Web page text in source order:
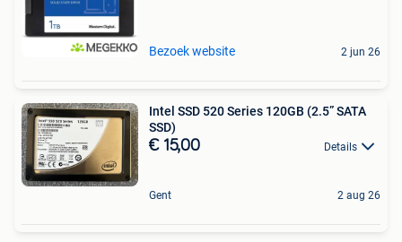
Bezoek website 2 jun 26
Intel SSD 520 Series 120GB (2.5” SATA
SSD)
€ 15,00 Details
Gent 2 aug 26